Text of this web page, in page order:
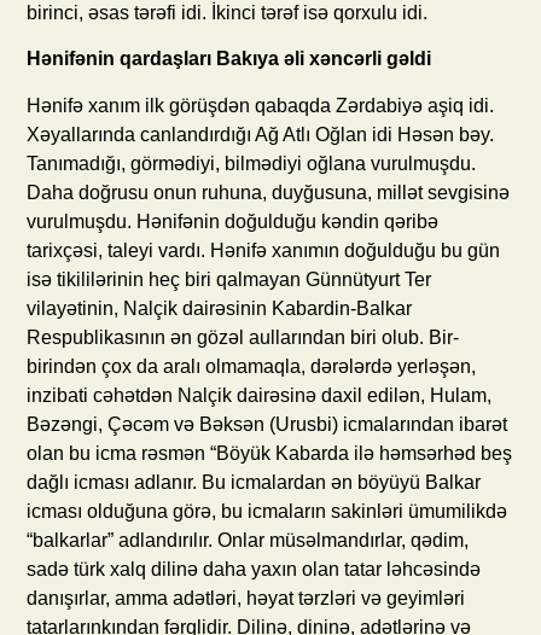
birinci, əsas tərəfi idi. İkinci tərəf isə qorxulu idi.
Hənifənin qardaşları Bakıya əli xəncərli gəldi
Hənifə xanım ilk görüşdən qabaqda Zərdabiyə aşiq idi.
Xəyallarında canlandırdığı Ağ Atlı Oğlan idi Həsən bəy.
Tanımadığı, görmədiyi, bilmədiyi oğlana vurulmuşdu.
Daha doğrusu onun ruhuna, duyğusuna, millət sevgisinə
vurulmuşdu. Hənifənin doğulduğu kəndin qəribə
tarixçəsi, taleyi vardı. Hənifə xanımın doğulduğu bu gün
isə tikililərinin heç biri qalmayan Günnütyurt Ter
vilayətinin, Nalçik dairəsinin Kabardin-Balkar
Respublikasının ən gözəl aullarından biri olub. Bir-
birindən çox da aralı olmamaqla, dərələrdə yerləşən,
inzibati cəhətdən Nalçik dairəsinə daxil edilən, Hulam,
Bəzəngi, Çəcəm və Bəksən (Urusbi) icmalarından ibarət
olan bu icma rəsmən “Böyük Kabarda ilə həmsərhəd beş
dağlı icması adlanır. Bu icmalardan ən böyüyü Balkar
icması olduğuna görə, bu icmaların sakinləri ümumilikdə
“balkarlar” adlandırılır. Onlar müsəlmandırlar, qədim,
sadə türk xalq dilinə daha yaxın olan tatar ləhcəsində
danışırlar, amma adətləri, həyat tərzləri və geyimləri
tatarlarınkından fərqlidir. Dilinə, dininə, adətlərinə və